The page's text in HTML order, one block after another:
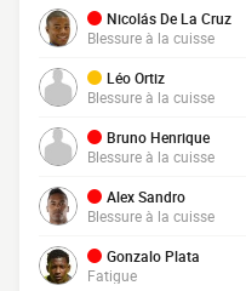
Nicolás De La Cruz
Blessure à la cuisse
Léo Ortiz
Blessure à la cuisse
Bruno Henrique
Blessure à la cuisse
Alex Sandro
Blessure à la cuisse
Gonzalo Plata
Fatigue